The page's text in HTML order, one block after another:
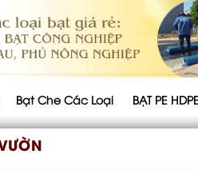
Bạt Che Các Loại BẠT PE